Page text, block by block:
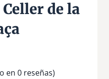
Celler de la
en 0 reseñas)